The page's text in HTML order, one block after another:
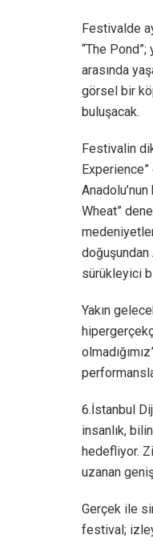
Festivalde
“The
arasında
görsel bir
buluşacak.
Festivalin
Wheat”
doğuşundan
sürükleyici
Yakın
6.İstanbul
insanlık,
hedefliyor.
uzanan
Gerçek ile
festival;